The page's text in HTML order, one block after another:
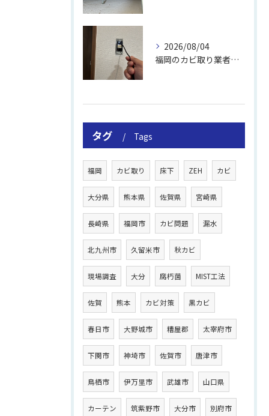
2026/08/04
福岡のカビ取り業者おすすめの選び方と費用
タグ Tags
福岡 カビ取り 床下 ZEH カビ
大分県 熊本県 佐賀県 宮崎県
長崎県 福岡市 カビ問題 漏水
北九州市 久留米市 秋カビ
現場調査 大分 腐朽菌 MIST工法
佐賀 熊本 カビ対策 黒カビ
春日市 大野城市 糟屋郡 太宰府市
下関市 神埼市 佐賀市 唐津市
鳥栖市 伊万里市 武雄市 山口県
カーテン 筑紫野市 大分市 別府市